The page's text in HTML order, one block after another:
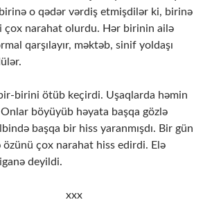
o qədər vərdiş etmişdilər ki, birinə
çox narahat olurdu. Hər birinin ailə
qarşılayır, məktəb, sinif yoldaşı
ötüb keçirdi. Uşaqlarda həmin
böyüyüb həyata başqa gözlə
başqa bir hiss yaranmışdı. Bir gün
özünü çox narahat hiss edirdi. Elə
deyildi.